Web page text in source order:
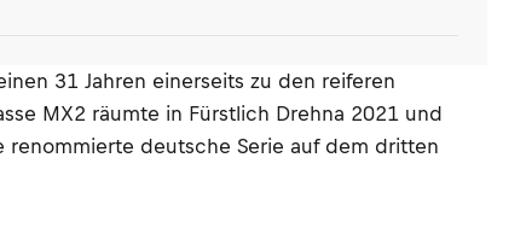
31 Jahren einerseits zu den reiferen
MX2 räumte in Fürstlich Drehna 2021 und
renommierte deutsche Serie auf dem dritten